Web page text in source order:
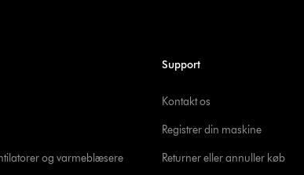
og varmeblæsere
Support
Kontakt os
Registrer din maskine
Returner eller annuller køb